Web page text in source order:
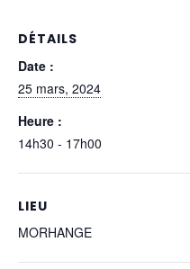
DÉTAILS
Date :
25 mars, 2024
Heure :
14h30 - 17h00
LIEU
MORHANGE